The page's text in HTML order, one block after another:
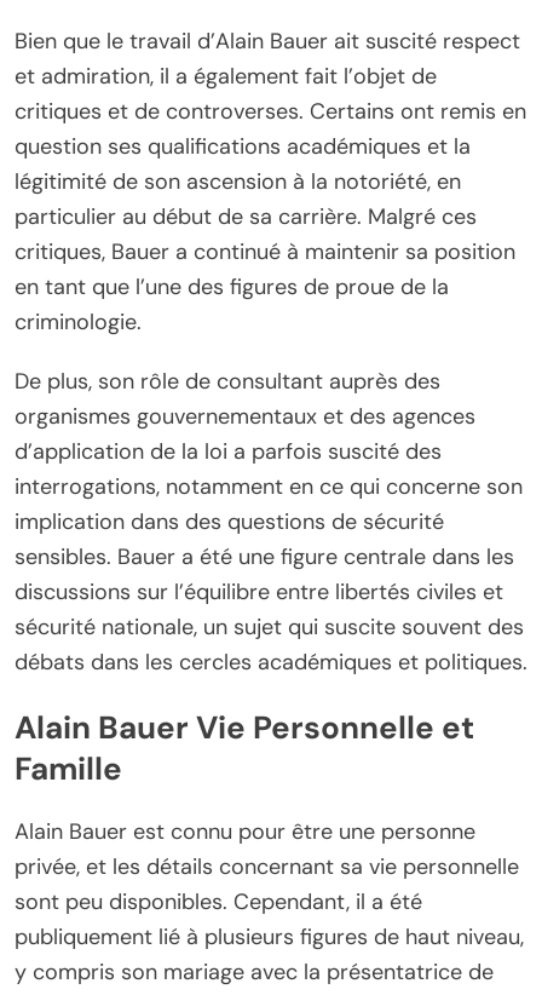
Bien que le travail d’Alain Bauer ait suscité respect
et admiration, il a également fait l’objet de
critiques et de controverses. Certains ont remis en
question ses qualifications académiques et la
légitimité de son ascension à la notoriété, en
particulier au début de sa carrière. Malgré ces
critiques, Bauer a continué à maintenir sa position
en tant que l’une des figures de proue de la
criminologie.
De plus, son rôle de consultant auprès des
organismes gouvernementaux et des agences
d’application de la loi a parfois suscité des
interrogations, notamment en ce qui concerne son
implication dans des questions de sécurité
sensibles. Bauer a été une figure centrale dans les
discussions sur l’équilibre entre libertés civiles et
sécurité nationale, un sujet qui suscite souvent des
débats dans les cercles académiques et politiques.
Alain Bauer Vie Personnelle et
Famille
Alain Bauer est connu pour être une personne
privée, et les détails concernant sa vie personnelle
sont peu disponibles. Cependant, il a été
publiquement lié à plusieurs figures de haut niveau,
y compris son mariage avec la présentatrice de